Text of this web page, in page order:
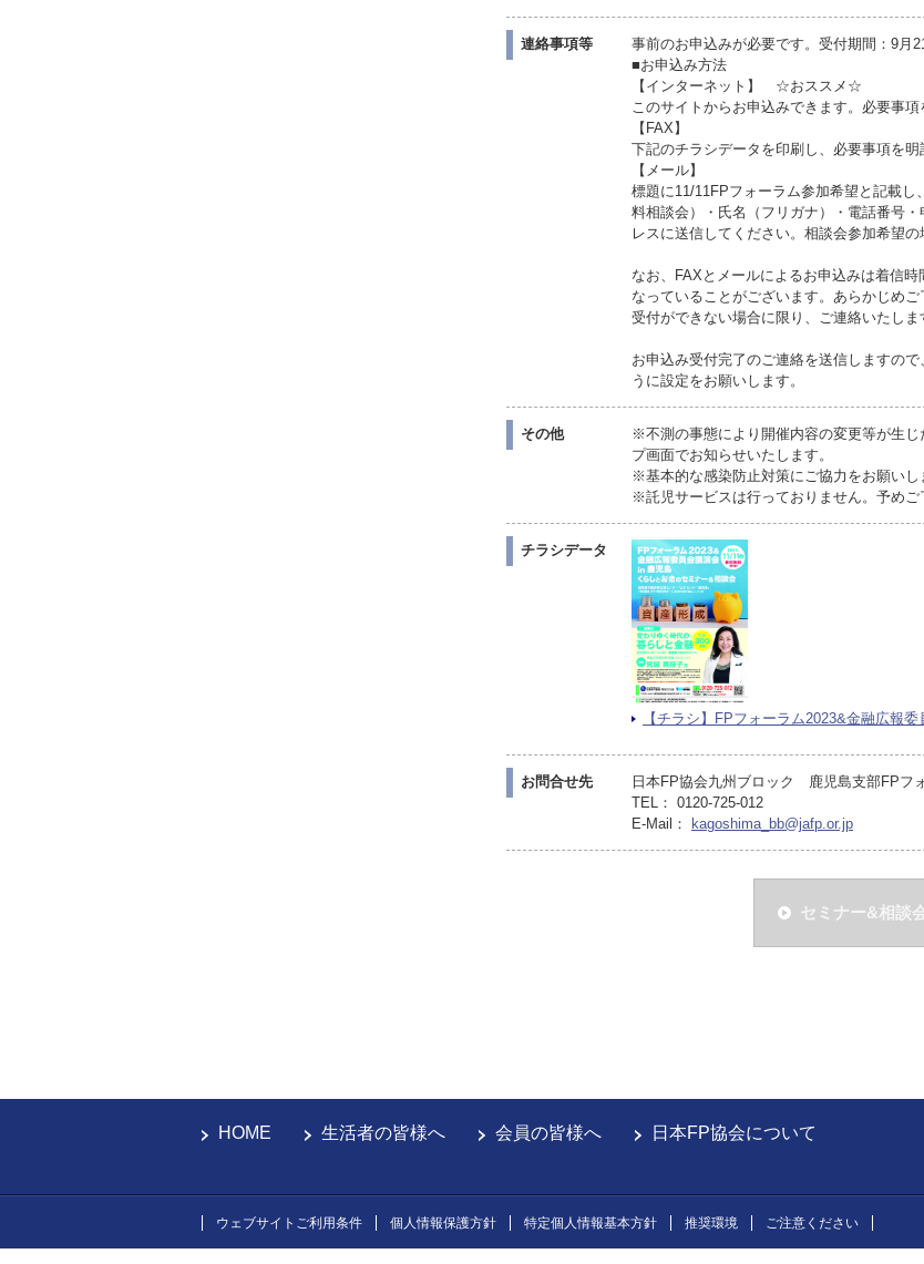
連絡事項等
事前のお申込みが必要です。受付期間：9月
■お申込み方法
【インターネット】 ☆おススメ☆
このサイトからお申込みできます。必要事項
【FAX】
下記のチラシデータを印刷し、必要事項を明
【メール】
標題に11/11FPフォーラム参加希望と記載
料相談会）・氏名（フリガナ）・電話番号
レスに送信してください。相談会参加希望
なお、FAXとメールによるお申込みは着信
なっていることがございます。あらかじめ
受付ができない場合に限り、ご連絡いたしま
お申込み受付完了のご連絡を送信しますの
うに設定をお願いします。
その他
※不測の事態により開催内容の変更等が生
プ画面でお知らせいたします。
※基本的な感染防止対策にご協力をお願いし
※託児サービスは行っておりません。予めご
チラシデータ
【チラシ】FPフォーラム2023&金融広報
お問合せ先
日本FP協会九州ブロック 鹿児島支部FPフ
TEL： 0120-725-012
E-Mail：
kagoshima_bb@jafp.or.jp
セミナー&相談
HOME 生活者の皆様へ 会員の皆様へ 日本FP協会について
ウェブサイトご利用条件 個人情報保護方針 特定個人情報基本方針 推奨環境 ご注意ください